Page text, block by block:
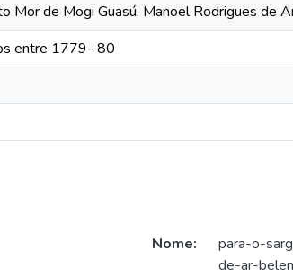
Mor de Mogi Guasú, Manoel Rodrigues de
entre 1779- 80
Nome:
para-o-
de-ar-